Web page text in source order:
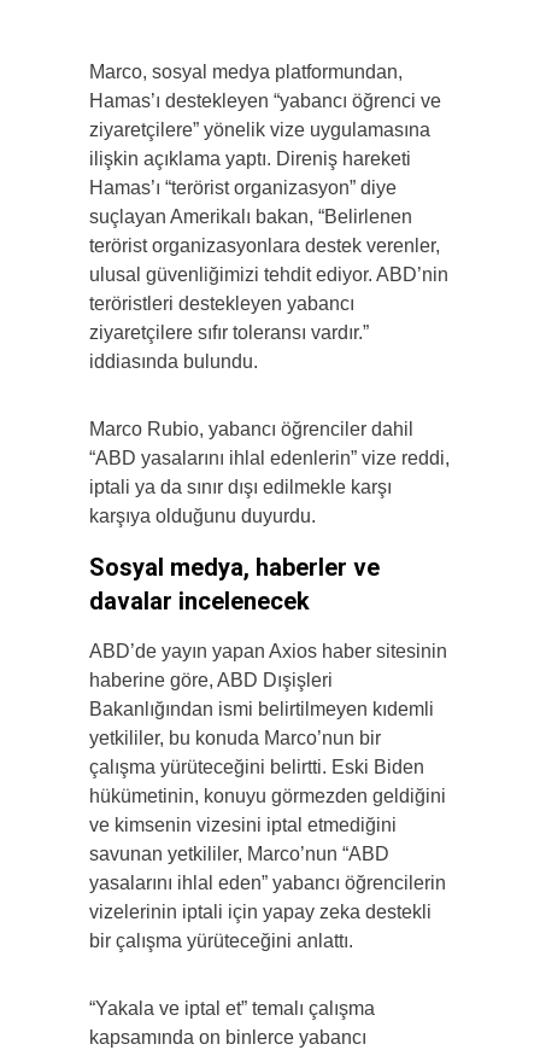
Marco, sosyal medya platformundan,
Hamas’ı destekleyen “yabancı öğrenci ve
ziyaretçilere” yönelik vize uygulamasına
ilişkin açıklama yaptı. Direniş hareketi
Hamas’ı “terörist organizasyon” diye
suçlayan Amerikalı bakan, “Belirlenen
terörist organizasyonlara destek verenler,
ulusal güvenliğimizi tehdit ediyor. ABD’nin
teröristleri destekleyen yabancı
ziyaretçilere sıfır toleransı vardır.”
iddiasında bulundu.
Marco Rubio, yabancı öğrenciler dahil
“ABD yasalarını ihlal edenlerin” vize reddi,
iptali ya da sınır dışı edilmekle karşı
karşıya olduğunu duyurdu.
Sosyal medya, haberler ve
davalar incelenecek
ABD’de yayın yapan Axios haber sitesinin
haberine göre, ABD Dışişleri
Bakanlığından ismi belirtilmeyen kıdemli
yetkililer, bu konuda Marco’nun bir
çalışma yürüteceğini belirtti. Eski Biden
hükümetinin, konuyu görmezden geldiğini
ve kimsenin vizesini iptal etmediğini
savunan yetkililer, Marco’nun “ABD
yasalarını ihlal eden” yabancı öğrencilerin
vizelerinin iptali için yapay zeka destekli
bir çalışma yürüteceğini anlattı.
“Yakala ve iptal et” temalı çalışma
kapsamında on binlerce yabancı